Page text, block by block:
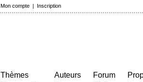
Mon compte | Inscription
Thèmes
Auteurs
Forum